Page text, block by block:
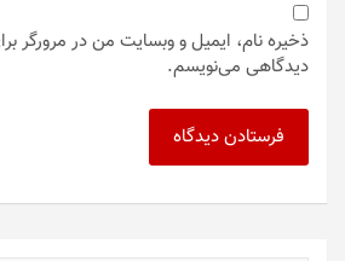
ذخیره نام، ایمیل و وبسایت من در مرورگر
دیدگاهی می‌نویسم.